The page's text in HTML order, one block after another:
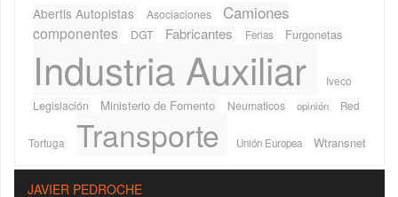
Abertis Autopistas Asociaciones Camiones
componentes DGT Fabricantes Ferias Furgonetas
Industria Auxiliar
Iveco
Legislación
Ministerio de Fomento Neumaticos opinión Red
Tortuga Transporte Unión Europea Wtransnet
JAVIER PEDROCHE